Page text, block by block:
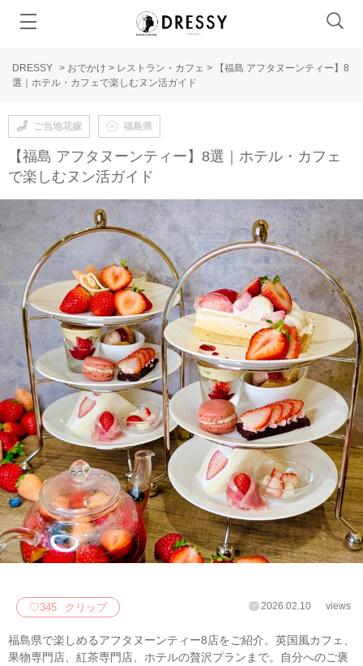
DRESSY > おでかけ > レストラン・カフェ >
【福島 アフタヌーンティー】8
選｜ホテル・カフェで楽しむヌン活ガイド
ご当地花嫁 福島県
【福島 アフタヌーンティー】8選｜ホテル・カフェ
で楽しむヌン活ガイド
♡345 クリップ 2026.02.10 views
福島県で楽しめるアフタヌーンティー8店をご紹介。英国風カフェ、
果物専門店、紅茶専門店、ホテルの贅沢プランまで。自分へのご褒